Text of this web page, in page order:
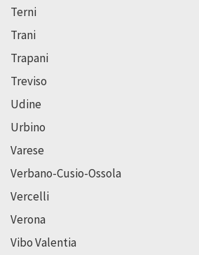
Terni
Trani
Trapani
Treviso
Udine
Urbino
Varese
Verbano-Cusio-Ossola
Vercelli
Verona
Vibo Valentia